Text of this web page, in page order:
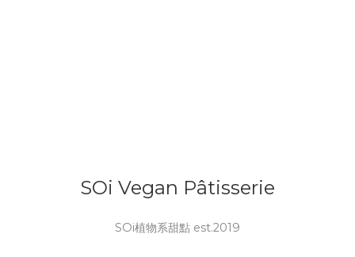
SOi Vegan Pâtisserie
SOi植物系甜點 est.2019